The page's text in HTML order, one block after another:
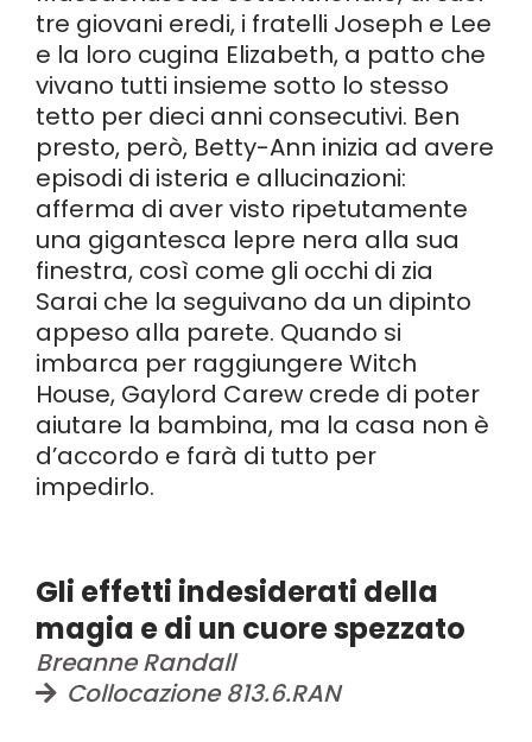
tre giovani eredi, i fratelli Joseph e Lee
e la loro cugina Elizabeth, a patto che
vivano tutti insieme sotto lo stesso
tetto per dieci anni consecutivi. Ben
presto, però, Betty-Ann inizia ad avere
episodi di isteria e allucinazioni:
afferma di aver visto ripetutamente
una gigantesca lepre nera alla sua
finestra, così come gli occhi di zia
Sarai che la seguivano da un dipinto
appeso alla parete. Quando si
imbarca per raggiungere Witch
House, Gaylord Carew crede di poter
aiutare la bambina, ma la casa non è
d’accordo e farà di tutto per
impedirlo.
Gli effetti indesiderati della
magia e di un cuore spezzato
Breanne Randall
Collocazione 813.6.RAN